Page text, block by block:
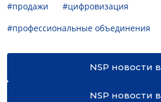
#продажи
#цифровизация
#профессиональные объединения
NSP новости в
NSP новости в